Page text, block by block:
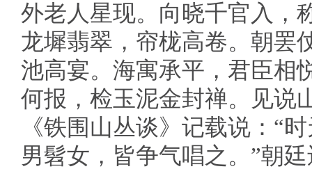
外老人星现。向晓千官入，
龙墀翡翠，帘栊高卷。朝罢
池高宴。海寓承平，君臣相
何报，检玉泥金封禅。见说
《铁围山丛谈》记载说：“
男髫女，皆争气唱之。”朝